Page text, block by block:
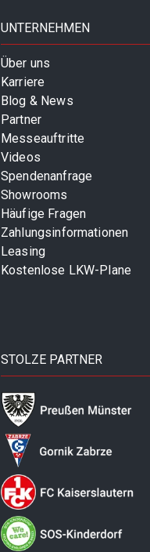
UNTERNEHMEN
Über uns
Karriere
Blog & News
Partner
Messeauftritte
Videos
Spendenanfrage
Showrooms
Häufige Fragen
Zahlungsinformationen
Leasing
Kostenlose LKW-Plane
STOLZE PARTNER